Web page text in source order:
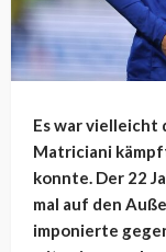
Es war vielleicht
Matriciani
konnte. Der 22
mal auf den
imponierte